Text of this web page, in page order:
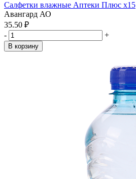
Салфетки влажные Аптеки Плюс x15
Авангард АО
35.50 ₽
-
+
В корзину